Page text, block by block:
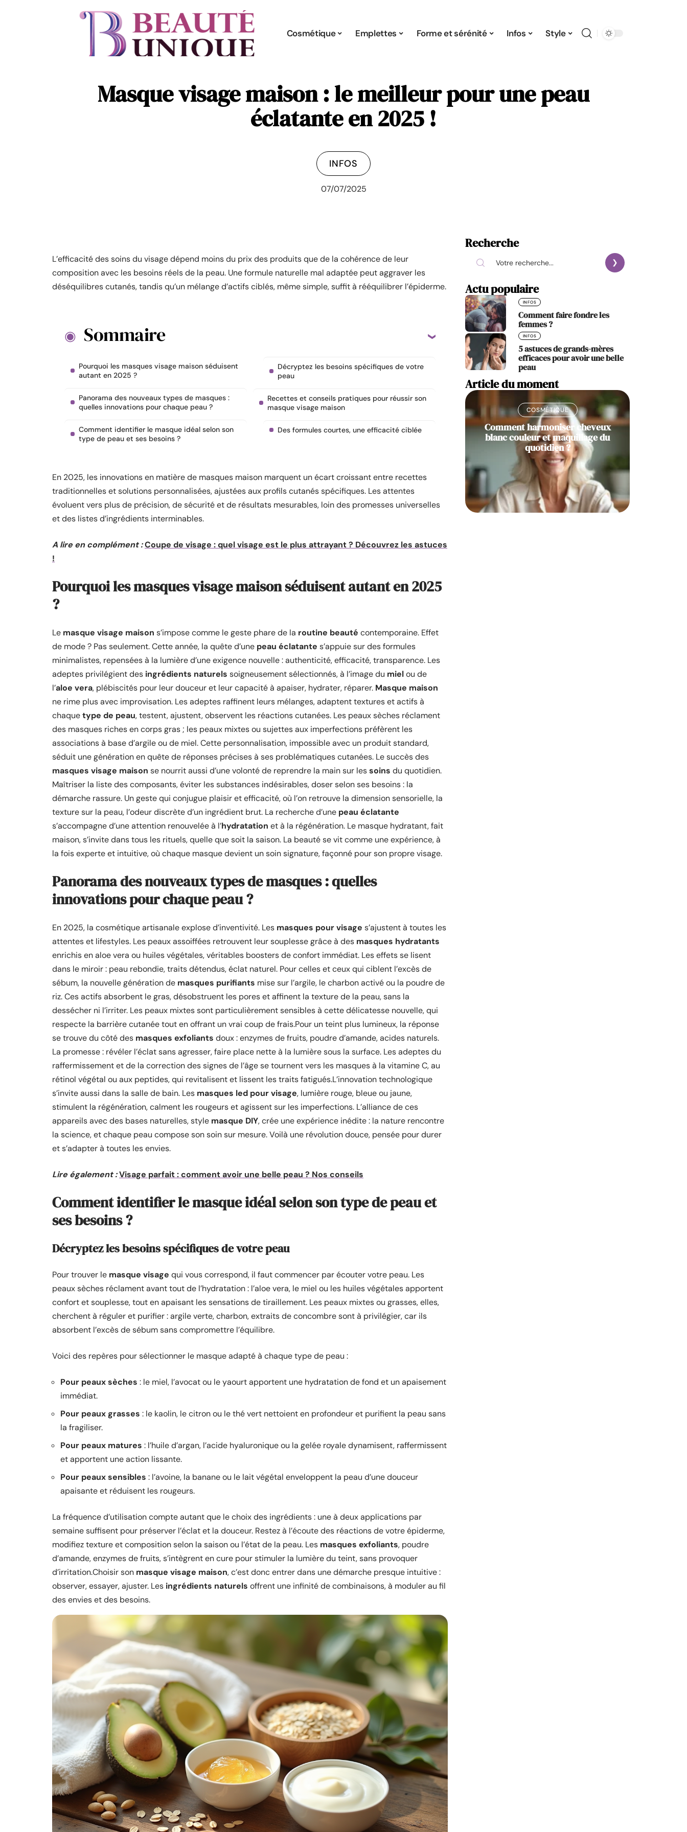
Cosmétique Emplettes Forme et sérénité Infos Style
Masque visage maison : le meilleur pour une peau
éclatante en 2025 !
INFOS
07/07/2025
L’efficacité des soins du visage dépend moins du prix des produits que de la cohérence de leur
composition avec les besoins réels de la peau. Une formule naturelle mal adaptée peut aggraver les
déséquilibres cutanés, tandis qu’un mélange d’actifs ciblés, même simple, suffit à rééquilibrer l’épiderme.
Sommaire
Pourquoi les masques visage maison séduisent
autant en 2025 ?
Panorama des nouveaux types de masques :
quelles innovations pour chaque peau ?
Comment identifier le masque idéal selon son
type de peau et ses besoins ?
Décryptez les besoins spécifiques de votre
peau
Recettes et conseils pratiques pour réussir son
masque visage maison
Des formules courtes, une efficacité ciblée
En 2025, les innovations en matière de masques maison marquent un écart croissant entre recettes
traditionnelles et solutions personnalisées, ajustées aux profils cutanés spécifiques. Les attentes
évoluent vers plus de précision, de sécurité et de résultats mesurables, loin des promesses universelles
et des listes d’ingrédients interminables.
A lire en complément :Coupe de visage : quel visage est le plus attrayant ? Découvrez les astuces
!
Pourquoi les masques visage maison séduisent autant en 2025
?
Le masque visage maison s’impose comme le geste phare de la routine beauté contemporaine. Effet
de mode ? Pas seulement. Cette année, la quête d’une peau éclatante s’appuie sur des formules
minimalistes, repensées à la lumière d’une exigence nouvelle : authenticité, efficacité, transparence. Les
adeptes privilégient des ingrédients naturels soigneusement sélectionnés, à l’image du mielou de
l’aloe vera, plébiscités pour leur douceur et leur capacité à apaiser, hydrater, réparer. Masque maison
ne rime plus avec improvisation. Les adeptes raffinent leurs mélanges, adaptent textures et actifs à
chaquetype de peau, testent, ajustent, observent les réactions cutanées. Les peaux sèches réclament
des masques riches en corps gras ; les peaux mixtes ou sujettes aux imperfections préfèrent les
associations à base d’argile ou de miel. Cette personnalisation, impossible avec un produit standard,
séduit une génération en quête de réponses précises à ses problématiques cutanées. Le succès des
masques visage maison se nourrit aussi d’une volonté de reprendre la main sur lessoins du quotidien.
Maîtriser la liste des composants, éviter les substances indésirables, doser selon ses besoins : la
démarche rassure. Un geste qui conjugue plaisir et efficacité, où l’on retrouve la dimension sensorielle, la
texture sur la peau, l’odeur discrète d’un ingrédient brut. La recherche d’une peau éclatante
s’accompagne d’une attention renouvelée à l’hydratation et à la régénération. Le masque hydratant, fait
maison, s’invite dans tous les rituels, quelle que soit la saison. La beauté se vit comme une expérience, à
la fois experte et intuitive, où chaque masque devient un soin signature, façonné pour son propre visage.
Panorama des nouveaux types de masques : quelles
innovations pour chaque peau ?
En 2025, la cosmétique artisanale explose d’inventivité. Les masques pour visage s’ajustent à toutes les
attentes et lifestyles. Les peaux assoiffées retrouvent leur souplesse grâce à des masques hydratants
enrichis en aloe vera ou huiles végétales, véritables boosters de confort immédiat. Les effets se lisent
dans le miroir : peau rebondie, traits détendus, éclat naturel. Pour celles et ceux qui ciblent l’excès de
sébum, la nouvelle génération de masques purifiants mise sur l’argile, le charbon activé ou la poudre de
riz. Ces actifs absorbent le gras, désobstruent les pores et affinent la texture de la peau, sans la
dessécher ni l’irriter. Les peaux mixtes sont particulièrement sensibles à cette délicatesse nouvelle, qui
respecte la barrière cutanée tout en offrant un vrai coup de frais.Pour un teint plus lumineux, la réponse
se trouve du côté des masques exfoliants doux : enzymes de fruits, poudre d’amande, acides naturels.
La promesse : révéler l’éclat sans agresser, faire place nette à la lumière sous la surface. Les adeptes du
raffermissement et de la correction des signes de l’âge se tournent vers les masques à la vitamine C, au
rétinol végétal ou aux peptides, qui revitalisent et lissent les traits fatigués.L’innovation technologique
s’invite aussi dans la salle de bain. Les masques led pour visage, lumière rouge, bleue ou jaune,
stimulent la régénération, calment les rougeurs et agissent sur les imperfections. L’alliance de ces
appareils avec des bases naturelles, style masque DIY, crée une expérience inédite : la nature rencontre
la science, et chaque peau compose son soin sur mesure. Voilà une révolution douce, pensée pour durer
et s’adapter à toutes les envies.
Lire également :Visage parfait : comment avoir une belle peau ? Nos conseils
Comment identifier le masque idéal selon son type de peau et
ses besoins ?
Décryptez les besoins spécifiques de votre peau
Pour trouver le masque visage qui vous correspond, il faut commencer par écouter votre peau. Les
peaux sèches réclament avant tout de l’hydratation : l’aloe vera, le miel ou les huiles végétales apportent
confort et souplesse, tout en apaisant les sensations de tiraillement. Les peaux mixtes ou grasses, elles,
cherchent à réguler et purifier : argile verte, charbon, extraits de concombre sont à privilégier, car ils
absorbent l’excès de sébum sans compromettre l’équilibre.
Voici des repères pour sélectionner le masque adapté à chaque type de peau :
Pour peaux sèches : le miel, l’avocat ou le yaourt apportent une hydratation de fond et un apaisement
immédiat.
Pour peaux grasses : le kaolin, le citron ou le thé vert nettoient en profondeur et purifient la peau sans
la fragiliser.
Pour peaux matures : l’huile d’argan, l’acide hyaluronique ou la gelée royale dynamisent, raffermissent
et apportent une action lissante.
Pour peaux sensibles : l’avoine, la banane ou le lait végétal enveloppent la peau d’une douceur
apaisante et réduisent les rougeurs.
La fréquence d’utilisation compte autant que le choix des ingrédients : une à deux applications par
semaine suffisent pour préserver l’éclat et la douceur. Restez à l’écoute des réactions de votre épiderme,
modifiez texture et composition selon la saison ou l’état de la peau. Les masques exfoliants, poudre
d’amande, enzymes de fruits, s’intègrent en cure pour stimuler la lumière du teint, sans provoquer
d’irritation.Choisir son masque visage maison, c’est donc entrer dans une démarche presque intuitive :
observer, essayer, ajuster. Les ingrédients naturels offrent une infinité de combinaisons, à moduler au fil
des envies et des besoins.
Recherche
Actu populaire
INFOS
Comment faire fondre les
femmes ?
INFOS
5 astuces de grands-mères
efficaces pour avoir une belle
peau
Article du moment
COSMÉTIQUE
Comment harmoniser cheveux
blanc couleur et maquillage du
quotidien ?